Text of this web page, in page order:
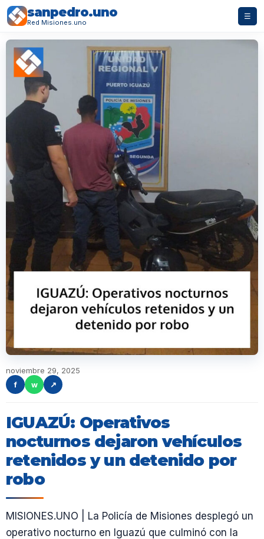
sanpedro.uno
Red Misiones.uno
☰
noviembre 29, 2025
f
w ↗
IGUAZÚ: Operativos
nocturnos dejaron vehículos
retenidos y un detenido por
robo
MISIONES.UNO | La Policía de Misiones desplegó un
operativo nocturno en Iguazú que culminó con la